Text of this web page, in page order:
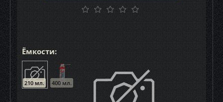
Ёмкости:
210 мл. 400 мл.